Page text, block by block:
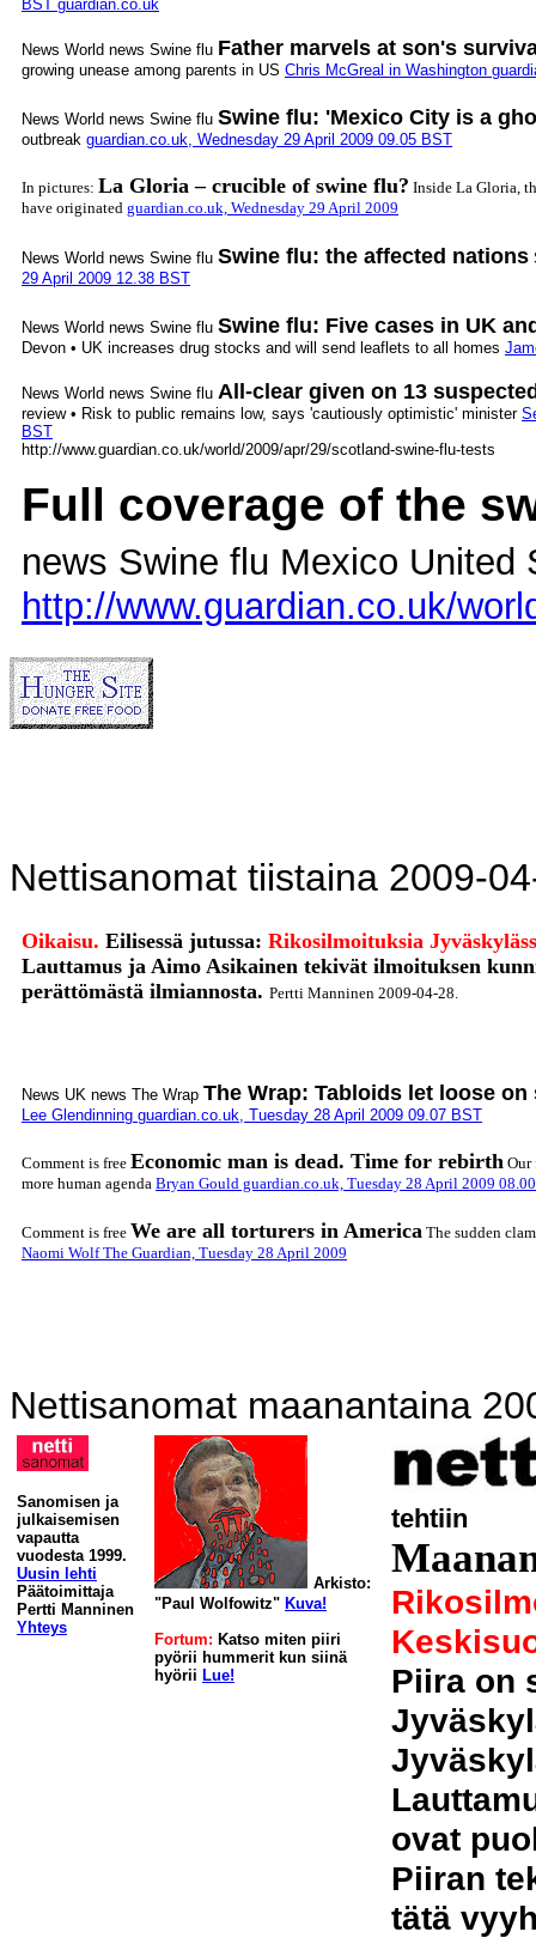
BST guardian.co.uk
News World news Swine flu Father marvels at son's
growing unease among parents in US Chris McGreal in Washington
News World news Swine flu Swine flu: 'Mexico City is a
outbreak guardian.co.uk, Wednesday 29 April 2009 09.05 BST
In pictures: La Gloria – crucible of swine flu? Inside La Gloria,
have originated guardian.co.uk, Wednesday 29 April 2009
News World news Swine flu Swine flu: the affected nations
29 April 2009 12.38 BST
News World news Swine flu Swine flu: Five cases in UK
Devon • UK increases drug stocks and will send leaflets to all homes
News World news Swine flu All-clear given on 13
review • Risk to public remains low, says 'cautiously optimistic' minister
BST
http://www.guardian.co.uk/world/2009/apr/29/scotland-swine-flu-tests
Full coverage of the
news Swine flu Mexico
http://www.guardian.co.uk/
Nettisanomat tiistaina 2009-
Oikaisu. Eilisessä jutussa: Rikosilmoituksia
Lauttamus ja Aimo Asikainen tekivät ilmoituksen
perättömästä ilmiannosta. Pertti Manninen 2009-04-28.
News UK news The Wrap The Wrap: Tabloids let loose
Lee Glendinning guardian.co.uk, Tuesday 28 April 2009 09.07 BST
Comment is free Economic man is dead. Time for rebirth Our
more human agenda Bryan Gould guardian.co.uk, Tuesday 28 April 2009
Comment is free We are all torturers in America The sudden
Naomi Wolf The Guardian, Tuesday 28 April 2009
Nettisanomat maanantaina
Sanomisen ja
julkaisemisen
vapautta
vuodesta 1999.
Uusin lehti
Päätoimittaja
Pertti Manninen
Yhteys
Arkisto:
"Paul Wolfowitz" Kuva!
Fortum: Katso miten piiri
pyörii hummerit kun siinä
hyörii Lue!
tehtiin
Piira on
ovat
Piiran
tätä